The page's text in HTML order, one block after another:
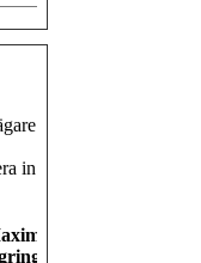
in